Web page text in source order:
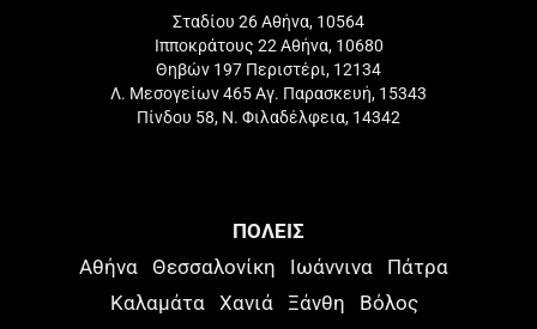
Σταδίου 26 Αθήνα, 10564
Ιπποκράτους 22 Αθήνα, 10680
Θηβών 197 Περιστέρι, 12134
Λ. Μεσογείων 465 Αγ. Παρασκευή, 15343
Πίνδου 58, Ν. Φιλαδέλφεια, 14342
ΠΟΛΕΙΣ
Αθήνα Θεσσαλονίκη Ιωάννινα
Πάτρα
Καλαμάτα
Χανιά Ξάνθη Βόλος